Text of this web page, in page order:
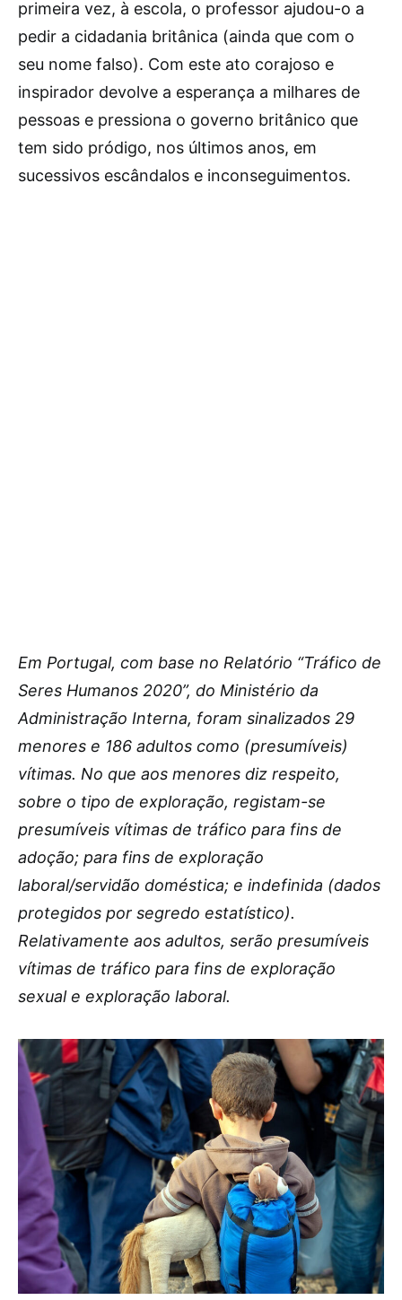
primeira vez, à escola, o professor ajudou-o a
pedir a cidadania britânica (ainda que com o
seu nome falso). Com este ato corajoso e
inspirador devolve a esperança a milhares de
pessoas e pressiona o governo britânico que
tem sido pródigo, nos últimos anos, em
sucessivos escândalos e inconseguimentos.
Em Portugal, com base no Relatório “Tráfico de
Seres Humanos 2020”, do Ministério da
Administração Interna, foram sinalizados 29
menores e 186 adultos como (presumíveis)
vítimas. No que aos menores diz respeito,
sobre o tipo de exploração, registam-se
presumíveis vítimas de tráfico para fins de
adoção; para fins de exploração
laboral/servidão doméstica; e indefinida (dados
protegidos por segredo estatístico).
Relativamente aos adultos, serão presumíveis
vítimas de tráfico para fins de exploração
sexual e exploração laboral.